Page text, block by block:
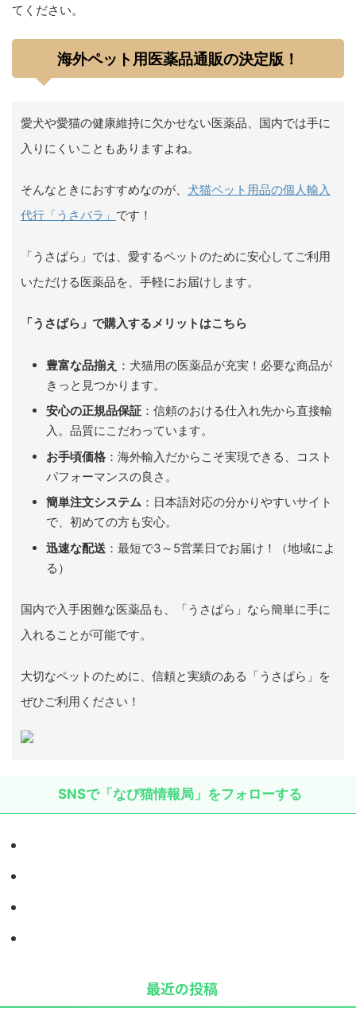
てください。
海外ペット用医薬品通販の決定版！
愛犬や愛猫の健康維持に欠かせない医薬品、国内では手に
入りにくいこともありますよね。
そんなときにおすすめなのが、 犬猫ペット用品の個人輸入
代行「うさパラ」 です！
「うさぱら」では、愛するペットのために安心してご利用
いただける医薬品を、手軽にお届けします。
「うさぱら」で購入するメリットはこちら
豊富な品揃え ：犬猫用の医薬品が充実！必要な商品が
きっと見つかります。
安心の正規品保証 ：信頼のおける仕入れ先から直接輸
入。品質にこだわっています。
お手頃価格 ：海外輸入だからこそ実現できる、コスト
パフォーマンスの良さ。
簡単注文システム ：日本語対応の分かりやすいサイト
で、初めての方も安心。
迅速な配送 ：最短で3～5営業日でお届け！（地域によ
る）
国内で入手困難な医薬品も、「うさぱら」なら簡単に手に
入れることが可能です。
大切なペットのために、信頼と実績のある「うさぱら」を
ぜひご利用ください！
SNSで「なび猫情報局」をフォローする
最近の投稿